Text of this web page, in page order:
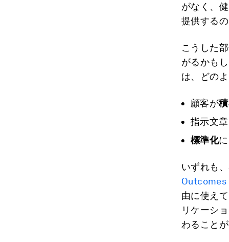
がなく、
提供する
こうした
がるかも
は、どの
顧客が
指示文
標準化
いずれも
Outcomes
由に使え
リケーシ
わること